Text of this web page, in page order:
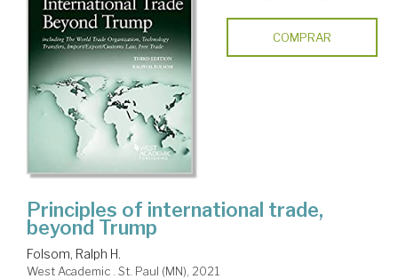
COMPRAR
Principles of international trade,
beyond Trump
Folsom, Ralph H.
West Academic . St. Paul (MN), 2021